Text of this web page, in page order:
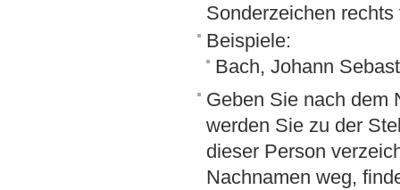
Sonderzeichen rechts
Beispiele:
Bach, Johann
Geben Sie nach dem
werden Sie zu der
dieser Person
Nachnamen weg,